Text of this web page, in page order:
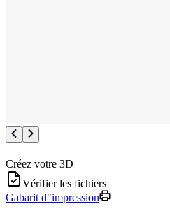
Créez votre 3D
Vérifier les fichiers
Gabarit d"impression